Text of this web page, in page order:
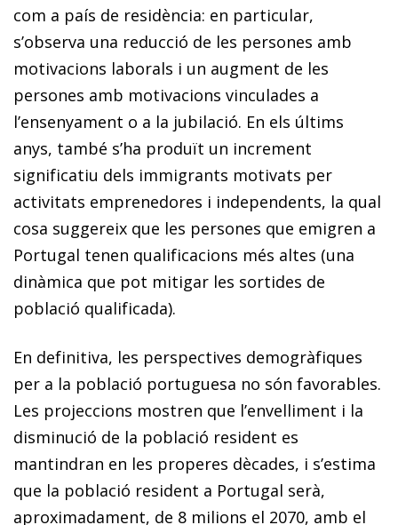
com a país de residència: en particular,
s’observa una reducció de les persones amb
motivacions laborals i un augment de les
persones amb motivacions vinculades a
l’ensenyament o a la jubilació. En els últims
anys, també s’ha produït un increment
significatiu dels immigrants motivats per
activitats emprenedores i independents, la qual
cosa suggereix que les persones que emigren a
Portugal tenen qualificacions més altes (una
dinàmica que pot mitigar les sortides de
població qualificada).
En definitiva, les perspectives demogràfiques
per a la població portuguesa no són favorables.
Les projeccions mostren que l’envelliment i la
disminució de la població resident es
mantindran en les properes dècades, i s’estima
que la població resident a Portugal serà,
aproximadament, de 8 milions el 2070, amb el